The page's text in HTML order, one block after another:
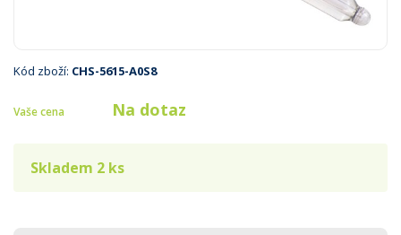
Kód zboží: CHS-5615-A0S8
Vaše cena Na dotaz
Skladem 2 ks